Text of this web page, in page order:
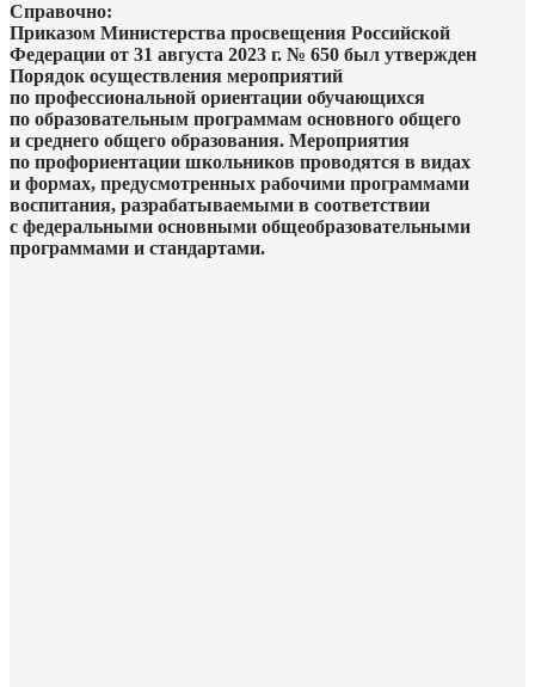
Справочно:
Приказом Министерства просвещения Российской
Федерации от 31 августа 2023 г. № 650 был утвержден
Порядок осуществления мероприятий
по профессиональной ориентации обучающихся
по образовательным программам основного общего
и среднего общего образования. Мероприятия
по профориентации школьников проводятся в видах
и формах, предусмотренных рабочими программами
воспитания, разрабатываемыми в соответствии
с федеральными основными общеобразовательными
программами и стандартами.